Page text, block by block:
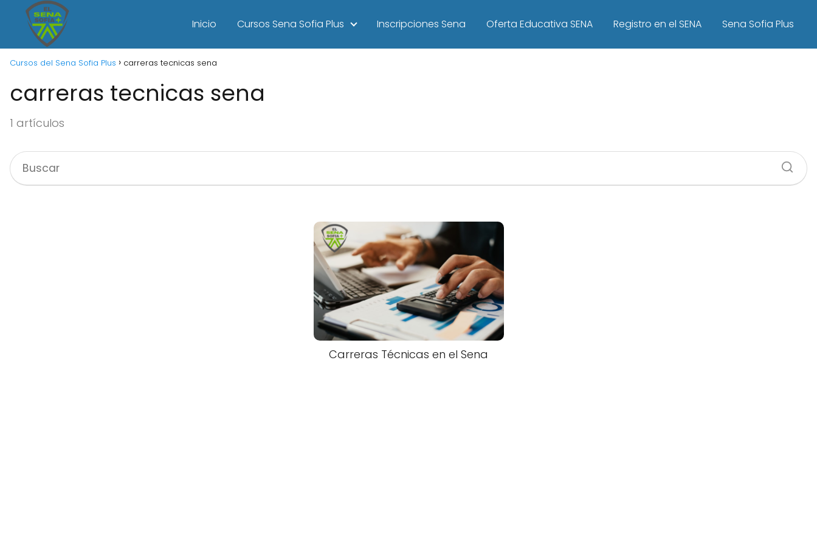
Inicio Cursos Sena Sofia Plus Inscripciones Sena Oferta Educativa SENA Registro en el SENA Sena Sofia Plus
Cursos del Sena Sofia Plus carreras tecnicas sena
carreras tecnicas sena
1 artículos
Carreras Técnicas en el Sena